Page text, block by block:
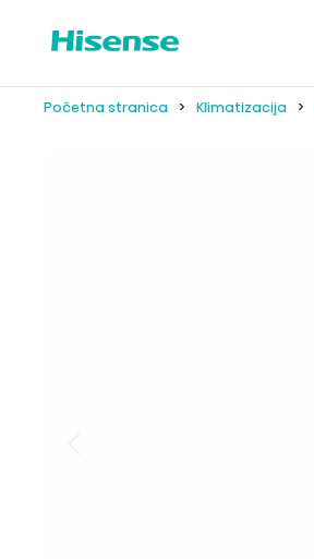
Početna stranica Klimatizacija